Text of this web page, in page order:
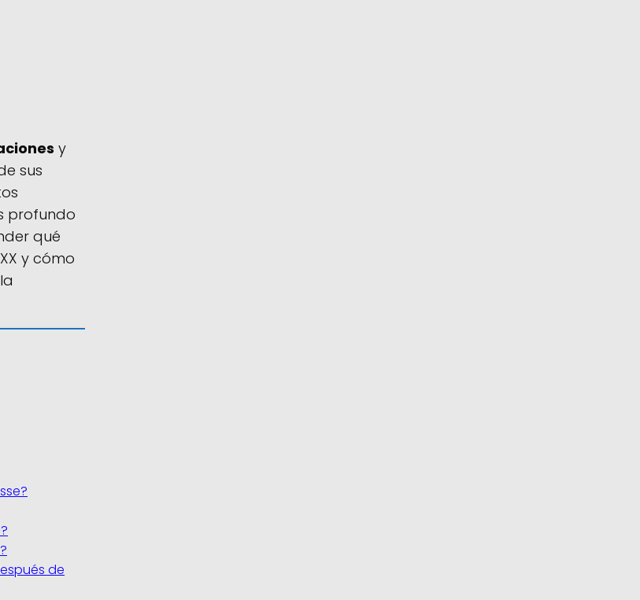
y
sus
profundo
qué
y cómo
de